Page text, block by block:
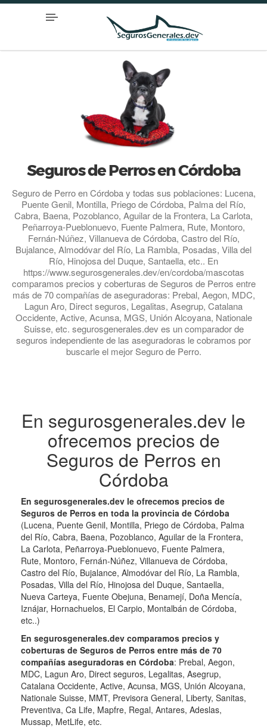
Seguros de Perros en Córdoba
Seguro de Perro en Córdoba y todas sus poblaciones: Lucena,
Puente Genil, Montilla, Priego de Córdoba, Palma del Río,
Cabra, Baena, Pozoblanco, Aguilar de la Frontera, La Carlota,
Peñarroya-Pueblonuevo, Fuente Palmera, Rute, Montoro,
Fernán-Núñez, Villanueva de Córdoba, Castro del Río,
Bujalance, Almodóvar del Río, La Rambla, Posadas, Villa del
Río, Hinojosa del Duque, Santaella, etc.. En
https://www.segurosgenerales.dev/en/cordoba/mascotas
comparamos precios y coberturas de Seguros de Perros entre
más de 70 compañías de aseguradoras: Prebal, Aegon, MDC,
Lagun Aro, Direct seguros, Legalitas, Asegrup, Catalana
Occidente, Active, Acunsa, MGS, Unión Alcoyana, Nationale
Suisse, etc. segurosgenerales.dev es un comparador de
seguros independiente de las aseguradoras le cobramos por
buscarle el mejor Seguro de Perro.
En segurosgenerales.dev le
ofrecemos precios de
Seguros de Perros en
Córdoba
En segurosgenerales.dev le ofrecemos precios de
Seguros de Perros en toda la provincia de Córdoba
(Lucena, Puente Genil, Montilla, Priego de Córdoba, Palma
del Río, Cabra, Baena, Pozoblanco, Aguilar de la Frontera,
La Carlota, Peñarroya-Pueblonuevo, Fuente Palmera,
Rute, Montoro, Fernán-Núñez, Villanueva de Córdoba,
Castro del Río, Bujalance, Almodóvar del Río, La Rambla,
Posadas, Villa del Río, Hinojosa del Duque, Santaella,
Nueva Carteya, Fuente Obejuna, Benamejí, Doña Mencía,
Iznájar, Hornachuelos, El Carpio, Montalbán de Córdoba,
etc..)
En segurosgenerales.dev comparamos precios y
coberturas de Seguros de Perros entre más de 70
compañías aseguradoras en Córdoba: Prebal, Aegon,
MDC, Lagun Aro, Direct seguros, Legalitas, Asegrup,
Catalana Occidente, Active, Acunsa, MGS, Unión Alcoyana,
Nationale Suisse, MMT, Previsora General, Liberty, Sanitas,
Preventiva, Ca Life, Mapfre, Regal, Antares, Adeslas,
Mussap, MetLife, etc.